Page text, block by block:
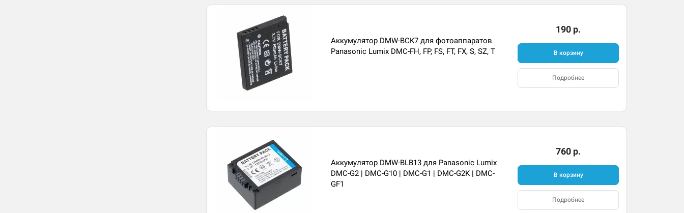
Аккумулятор DMW-BCK7 для фотоаппаратов
Panasonic Lumix DMC-FH, FP, FS, FT, FX, S, SZ, T
190 р.
В корзину
Подробнее
Аккумулятор DMW-BLB13 для Panasonic Lumix
DMC-G2 | DMC-G10 | DMC-G1 | DMC-G2K | DMC-
GF1
760 р.
В корзину
Подробнее